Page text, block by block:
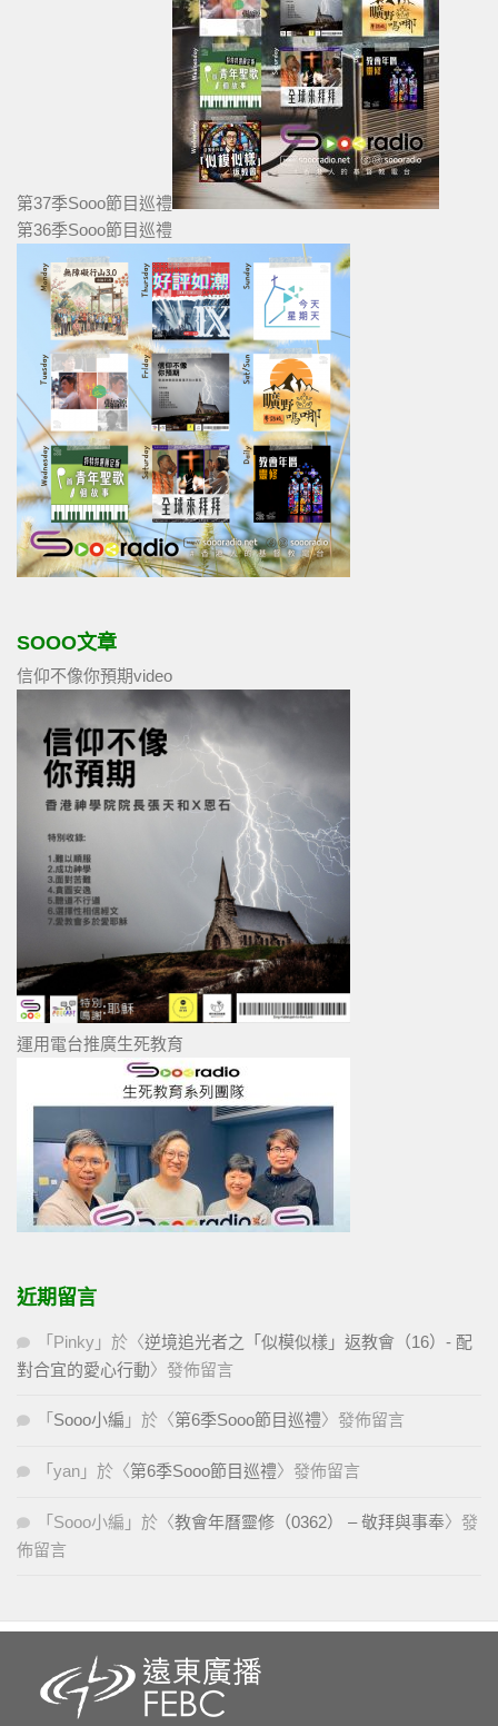
第37季Sooo節目巡禮
第36季Sooo節目巡禮
SOOO文章
信仰不像你預期video
運用電台推廣生死教育
近期留言
「 Pinky 」於〈逆境追光者之「似模似樣」返教會（16）- 配
對合宜的愛心行動〉發佈留言
「 Sooo小編 」於〈第6季Sooo節目巡禮〉發佈留言
「 yan 」於〈第6季Sooo節目巡禮〉發佈留言
「 Sooo小編 」於〈教會年曆靈修（0362） – 敬拜與事奉〉發
佈留言